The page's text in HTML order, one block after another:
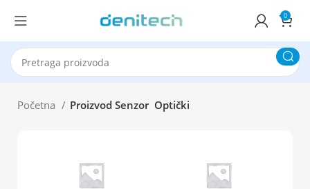
0
Početna Proizvod Senzor Optički